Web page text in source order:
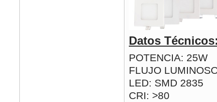
Datos
POTENCIA: 25W
FLUJO
LED: SMD 2835
CRI: >80